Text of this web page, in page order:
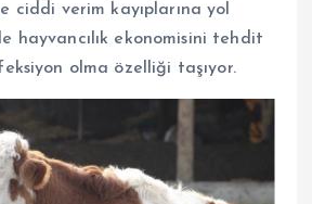
ciddi verim kayıplarına yol
hayvancılık ekonomisini tehdit
olma özelliği taşıyor.